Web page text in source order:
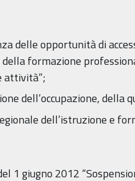
delle opportunità di
formazione
attività”;
dell’occupazione, della
dell’istruzione e
1 giugno 2012